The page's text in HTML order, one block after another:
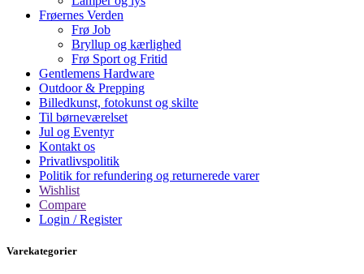
Frøernes Verden
Frø Job
Bryllup og kærlighed
Frø Sport og Fritid
Gentlemens Hardware
Outdoor & Prepping
Billedkunst, fotokunst og skilte
Til børneværelset
Jul og Eventyr
Kontakt os
Privatlivspolitik
Politik for refundering og returnerede varer
Wishlist
Compare
Login / Register
Varekategorier